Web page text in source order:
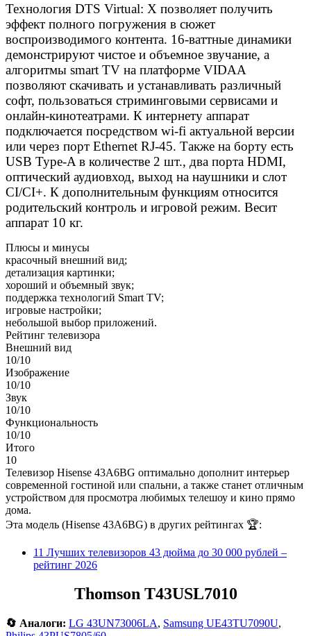
Технология DTS Virtual: X позволяет получить
эффект полного погружения в сюжет
воспроизводимого контента. 16-ваттные динамики
демонстрируют чистое и объемное звучание, а
алгоритмы smart TV на платформе VIDAA
позволяют скачивать и устанавливать различный
софт, пользоваться стриминговыми сервисами и
онлайн-кинотеатрами. К интернету аппарат
подключается посредством wi-fi актуальной версии
или через порт Ethernet RJ-45. Также на борту есть
USB Type-A в количестве 2 шт., два порта HDMI,
оптический аудиовход, выход на наушники и слот
CI/CI+. К дополнительным функциям относится
родительский контроль и игровой режим. Весит
аппарат 10 кг.
Плюсы и минусы
красочный внешний вид;
детализация картинки;
хороший и объемный звук;
поддержка технологий Smart TV;
игровые настройки;
небольшой выбор приложений.
Рейтинг телевизора
Внешний вид
10/10
Изображение
10/10
Звук
10/10
Функциональность
10/10
Итого
10
Телевизор Hisense 43A6BG оптимально дополнит интерьер
современной гостиной или спальни, а также станет отличным
устройством для просмотра любимых телешоу и кино прямо
дома.
Эта модель (Hisense 43A6BG) в других рейтингах 🏆:
11 Лучших телевизоров 43 дюйма до 30 000 рублей –
рейтинг 2026
Thomson T43USL7010
🔄 Аналоги: LG 43UN73006LA, Samsung UE43TU7090U,